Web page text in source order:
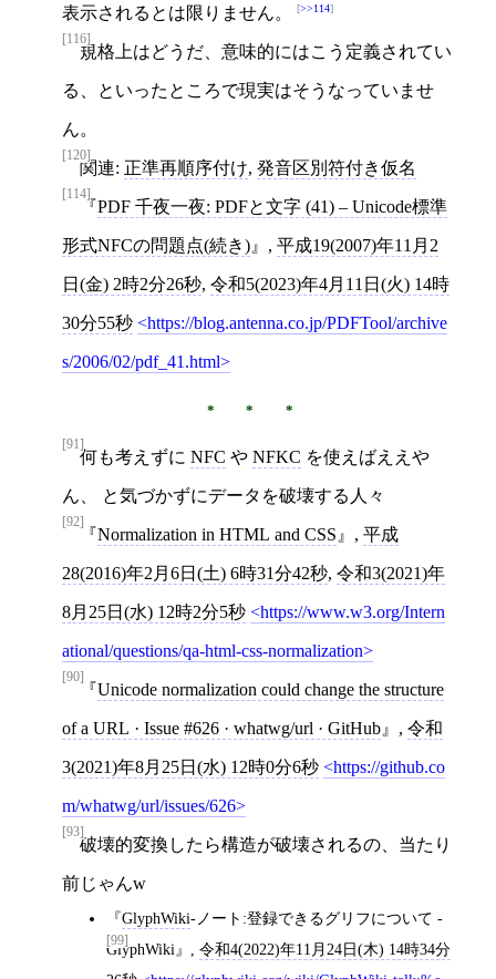
表示されるとは限りません。 >>114
[116]
規格上はどうだ、意味的にはこう定義されてい
る、といったところで現実はそうなっていませ
ん。
[120]
関連: 正準再順序付け, 発音区別符付き仮名
[114]
PDF 千夜一夜: PDFと文字 (41) – Unicode標準
形式NFCの問題点(続き) , 平成19(2007)年11月2
日(金) 2時2分26秒, 令和5(2023)年4月11日(火) 14時
30分55秒 https://blog.antenna.co.jp/PDFTool/archive
s/2006/02/pdf_41.html
[91]
何も考えずに NFC や NFKC を使えばええや
ん、 と気づかずにデータを破壊する人々
[92]
Normalization in HTML and CSS , 平成
28(2016)年2月6日(土) 6時31分42秒, 令和3(2021)年
8月25日(水) 12時2分5秒 https://www.w3.org/Intern
ational/questions/qa-html-css-normalization
[90]
Unicode normalization could change the structure
of a URL · Issue #626 · whatwg/url · GitHub , 令和
3(2021)年8月25日(水) 12時0分6秒 https://github.co
m/whatwg/url/issues/626
[93]
破壊的変換したら構造が破壊されるの、当たり
前じゃんw
[99]
GlyphWiki-ノート:登録できるグリフについて -
GlyphWiki
令和4(2022)年11月24日(木) 14時34分